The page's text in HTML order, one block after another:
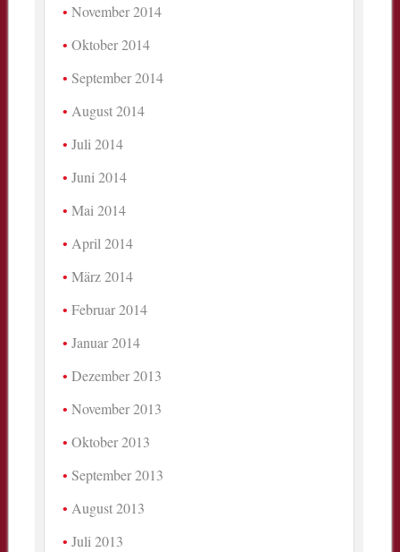
November 2014
Oktober 2014
September 2014
August 2014
Juli 2014
Juni 2014
Mai 2014
April 2014
März 2014
Februar 2014
Januar 2014
Dezember 2013
November 2013
Oktober 2013
September 2013
August 2013
Juli 2013